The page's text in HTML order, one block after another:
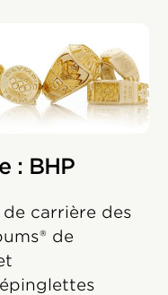
: BHP
carrière des
de